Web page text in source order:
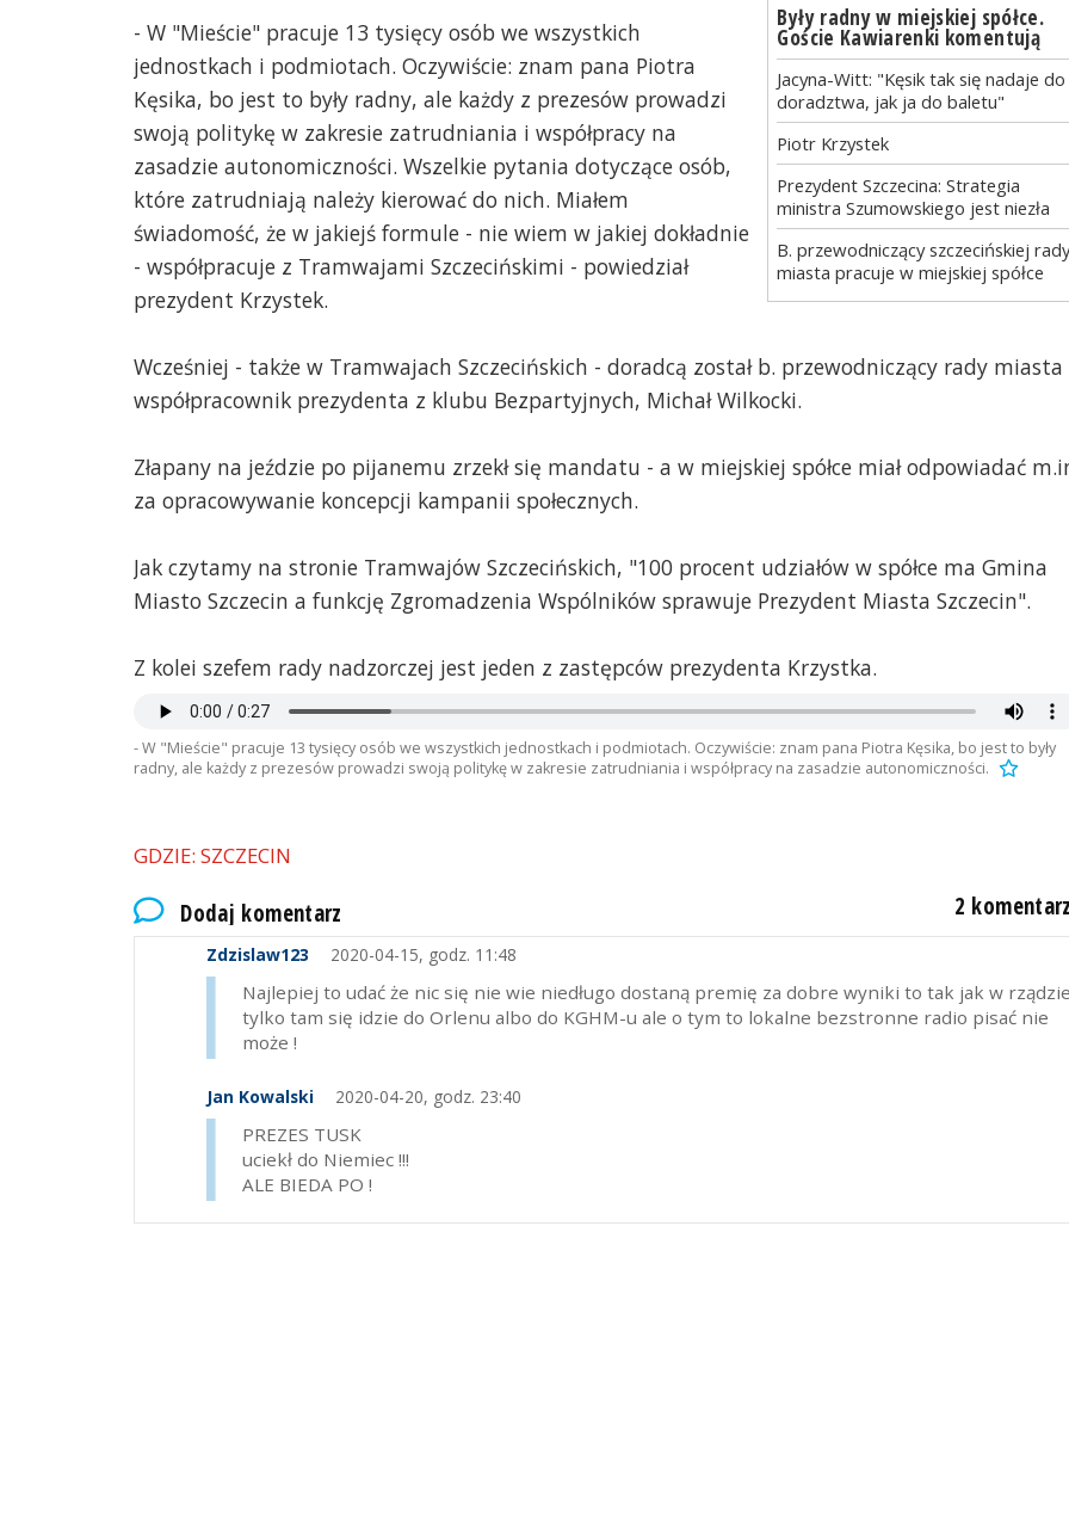
Były radny w miejskiej spółce.
Goście Kawiarenki komentują
Jacyna-Witt: "Kęsik tak się nadaje do
doradztwa, jak ja do baletu"
Piotr Krzystek
Prezydent Szczecina: Strategia
ministra Szumowskiego jest niezła
B. przewodniczący szczecińskiej
miasta pracuje w miejskiej spółce
- W "Mieście" pracuje 13 tysięcy osób we wszystkich
jednostkach i podmiotach. Oczywiście: znam pana Piotra
Kęsika, bo jest to były radny, ale każdy z prezesów prowadzi
swoją politykę w zakresie zatrudniania i współpracy na
zasadzie autonomiczności. Wszelkie pytania dotyczące osób,
które zatrudniają należy kierować do nich. Miałem
świadomość, że w jakiejś formule - nie wiem w jakiej dokładnie
- współpracuje z Tramwajami Szczecińskimi - powiedział
prezydent Krzystek.
Wcześniej - także w Tramwajach Szczecińskich - doradcą został b. przewodniczący rady miasta
współpracownik prezydenta z klubu Bezpartyjnych, Michał Wilkocki.
Złapany na jeździe po pijanemu zrzekł się mandatu - a w miejskiej spółce miał odpowiadać
za opracowywanie koncepcji kampanii społecznych.
Jak czytamy na stronie Tramwajów Szczecińskich, "100 procent udziałów w spółce ma Gmina
Miasto Szczecin a funkcję Zgromadzenia Wspólników sprawuje Prezydent Miasta Szczecin".
Z kolei szefem rady nadzorczej jest jeden z zastępców prezydenta Krzystka.
- W "Mieście" pracuje 13 tysięcy osób we wszystkich jednostkach i podmiotach. Oczywiście: znam pana Piotra Kęsika, bo jest to były
radny, ale każdy z prezesów prowadzi swoją politykę w zakresie zatrudniania i współpracy na zasadzie autonomiczności.
GDZIE: SZCZECIN
Dodaj komentarz 2
Zdzislaw123 2020-04-15, godz. 11:48
Najlepiej to udać że nic się nie wie niedługo dostaną premię za dobre wyniki to tak jak w
tylko tam się idzie do Orlenu albo do KGHM-u ale o tym to lokalne bezstronne radio pisać nie
może !
Jan Kowalski 2020-04-20, godz. 23:40
PREZES TUSK
uciekł do Niemiec !!!
ALE BIEDA PO !